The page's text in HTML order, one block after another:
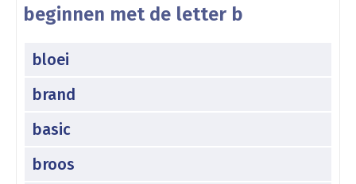
beginnen met de letter b
bloei
brand
basic
broos